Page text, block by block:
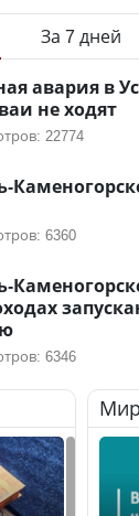
За 7 дней
авария в
не ходят
22774
6360
6346
Мир